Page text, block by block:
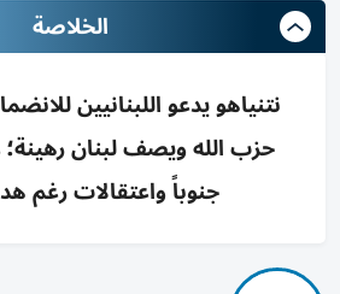
الخلاصة
نتنياهو يدعو اللبنانيين
جنوباً واعتقالات رغم